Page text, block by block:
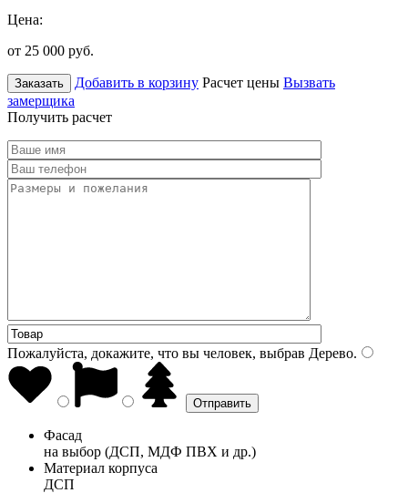
Цена:
от 25 000 руб.
Заказать Добавить в корзину Расчет цены Вызвать
замерщика
Получить расчет
Пожалуйста, докажите, что вы человек, выбрав Дерево.
Фасад
на выбор (ДСП, МДФ ПВХ и др.)
Материал корпуса
ДСП